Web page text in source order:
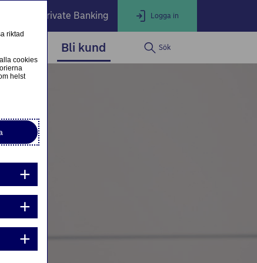
Private Banking Logga in
IN
Bli kund Sök
riktad
cookies
helst